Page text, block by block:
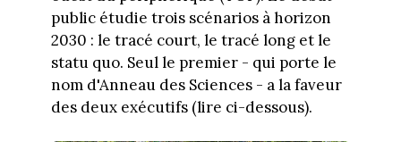
public étudie trois scénarios à horizon
2030 : le tracé court, le tracé long et le
statu quo. Seul le premier - qui porte le
nom d'Anneau des Sciences - a la faveur
des deux exécutifs (lire ci-dessous).